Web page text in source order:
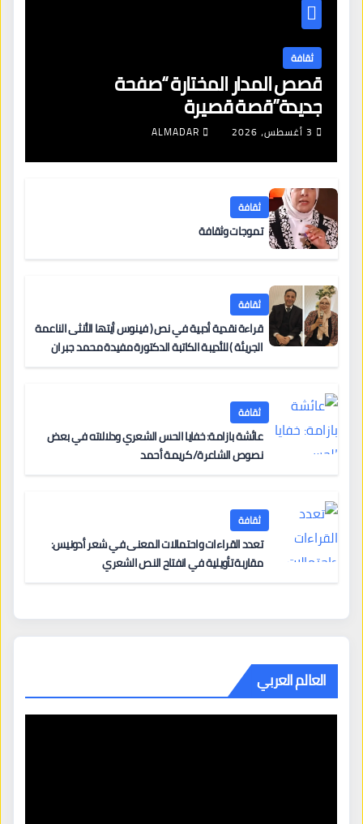
ثقافة
قصص المدار المختارة “صفحة
جديدة”قصة قصيرة
3 أغسطس، 2026 ALMADAR
ثقافة
تموجات وثقافة
ثقافة
قراءة نقدية أدبية في نص ( فينوس أيتها الأنثى الناعمة
الجريئة ) للأديبة الكاتبة الدكتورة مفيدة محمد جبران
ثقافة
عائشة بازامة: خفايا الحس الشعري ودلالاته في بعض
نصوص الشاعرة/ كريمة أحمد
ثقافة
تعدد القراءات واحتمالات المعنى في شعر أدونيس:
مقاربة تأويلية في انفتاح النص الشعري
العالم العربي